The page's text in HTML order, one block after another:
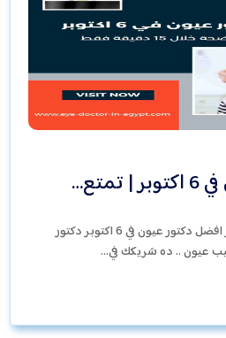
افضل دكتور عيون في 6 اكتوبر افضل دكتور عيون في 6 اكتوبر دكتور
عيون .. ده شريكك في…